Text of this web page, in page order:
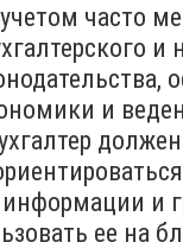
часто
и
и
информации и
ее на